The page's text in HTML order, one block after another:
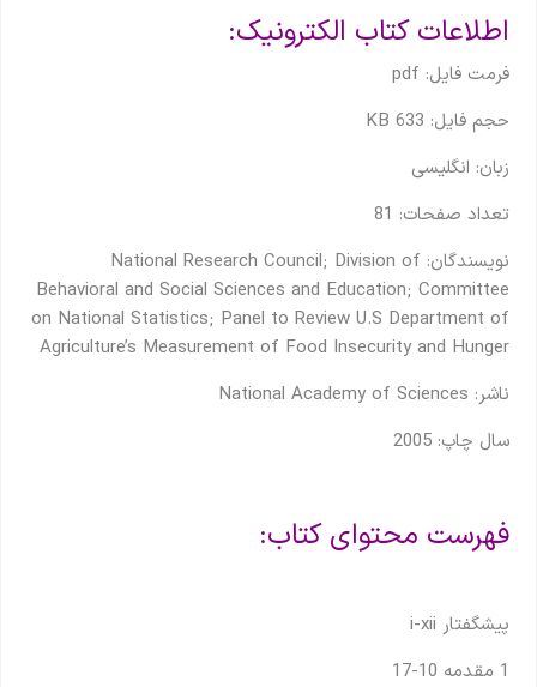
اطلاعات کتاب الکترونیک:
فرمت فایل: pdf
حجم فایل: 633 KB
زبان: انگلیسی
تعداد صفحات: 81
نویسندگان: National Research Council; Division of
Behavioral and Social Sciences and Education; Committee
on National Statistics; Panel to Review U.S Department of
Agriculture’s Measurement of Food Insecurity and Hunger
ناشر: National Academy of Sciences
سال چاپ: 2005
فهرست محتوای کتاب:
پیشگفتار i-xii
1 مقدمه 10-17